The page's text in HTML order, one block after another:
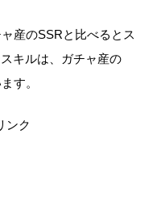
産のSSRと比べるとス
キルは、ガチャ産の
す。
ンク